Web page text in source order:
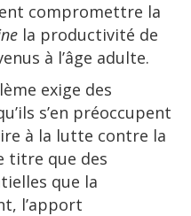
compromettre la
la productivité de
à l’âge adulte.
exige des
s’en préoccupent
à la lutte contre la
titre que des
que la
l’apport